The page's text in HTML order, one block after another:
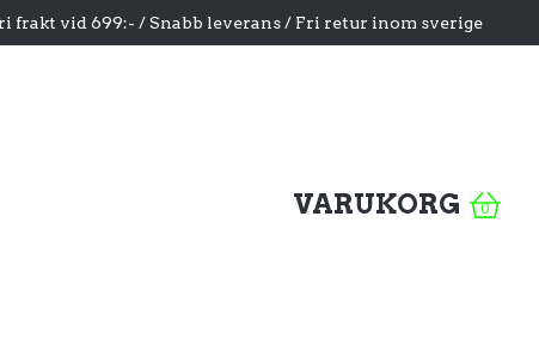
frakt vid 699:- / Snabb leverans / Fri retur inom sverige
VARUKORG 0